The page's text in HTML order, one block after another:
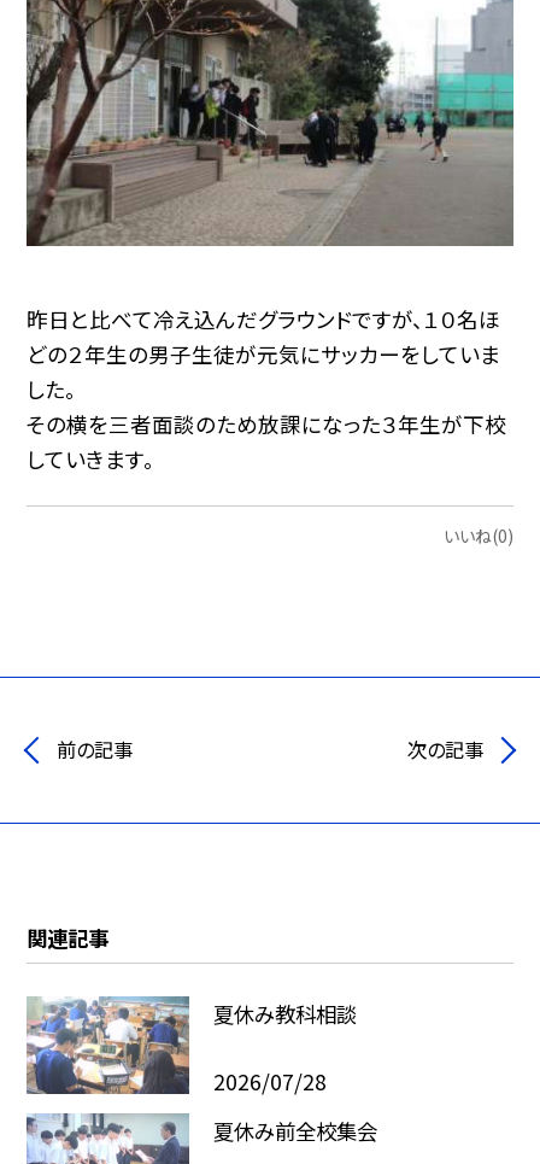
昨日と比べて冷え込んだグラウンドですが、１０名ほ
どの２年生の男子生徒が元気にサッカーをしていま
した。
その横を三者面談のため放課になった３年生が下校
していきます。
いいね(0)
前の記事 次の記事
関連記事
夏休み教科相談
2026/07/28
夏休み前全校集会